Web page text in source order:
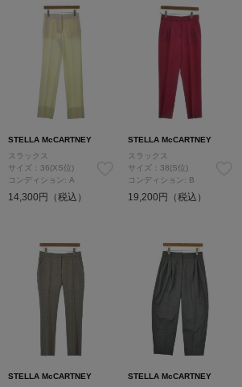
STELLA McCARTNEY
スラックス
サイズ：36(XS位)
コンディション: A
14,300円（税込）
STELLA McCARTNEY
スラックス
サイズ：38(S位)
コンディション: B
19,200円（税込）
STELLA McCARTNEY
STELLA McCARTNEY